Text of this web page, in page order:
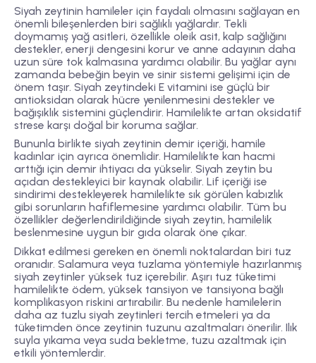
Siyah zeytinin hamileler için faydalı olmasını sağlayan en
önemli bileşenlerden biri sağlıklı yağlardır. Tekli
doymamış yağ asitleri, özellikle oleik asit, kalp sağlığını
destekler, enerji dengesini korur ve anne adayının daha
uzun süre tok kalmasına yardımcı olabilir. Bu yağlar aynı
zamanda bebeğin beyin ve sinir sistemi gelişimi için de
önem taşır. Siyah zeytindeki E vitamini ise güçlü bir
antioksidan olarak hücre yenilenmesini destekler ve
bağışıklık sistemini güçlendirir. Hamilelikte artan oksidatif
strese karşı doğal bir koruma sağlar.
Bununla birlikte siyah zeytinin demir içeriği, hamile
kadınlar için ayrıca önemlidir. Hamilelikte kan hacmi
arttığı için demir ihtiyacı da yükselir. Siyah zeytin bu
açıdan destekleyici bir kaynak olabilir. Lif içeriği ise
sindirimi destekleyerek hamilelikte sık görülen kabızlık
gibi sorunların hafiflemesine yardımcı olabilir. Tüm bu
özellikler değerlendirildiğinde siyah zeytin, hamilelik
beslenmesine uygun bir gıda olarak öne çıkar.
Dikkat edilmesi gereken en önemli noktalardan biri tuz
oranıdır. Salamura veya tuzlama yöntemiyle hazırlanmış
siyah zeytinler yüksek tuz içerebilir. Aşırı tuz tüketimi
hamilelikte ödem, yüksek tansiyon ve tansiyona bağlı
komplikasyon riskini artırabilir. Bu nedenle hamilelerin
daha az tuzlu siyah zeytinleri tercih etmeleri ya da
tüketimden önce zeytinin tuzunu azaltmaları önerilir. Ilık
suyla yıkama veya suda bekletme, tuzu azaltmak için
etkili yöntemlerdir.